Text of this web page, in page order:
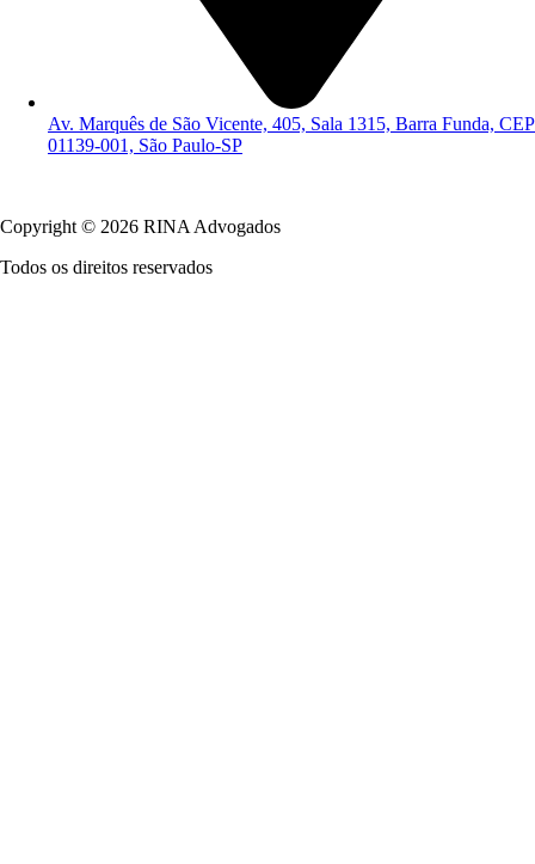
Av. Marquês de São Vicente, 405, Sala 1315, Barra Funda, CEP
01139-001, São Paulo-SP
Copyright © 2026 RINA Advogados
Todos os direitos reservados